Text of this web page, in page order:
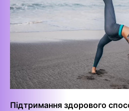
Підтримання здорового